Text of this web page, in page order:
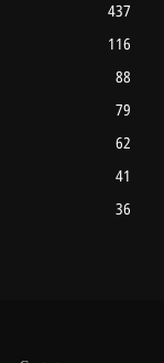
437
116
88
79
62
41
36